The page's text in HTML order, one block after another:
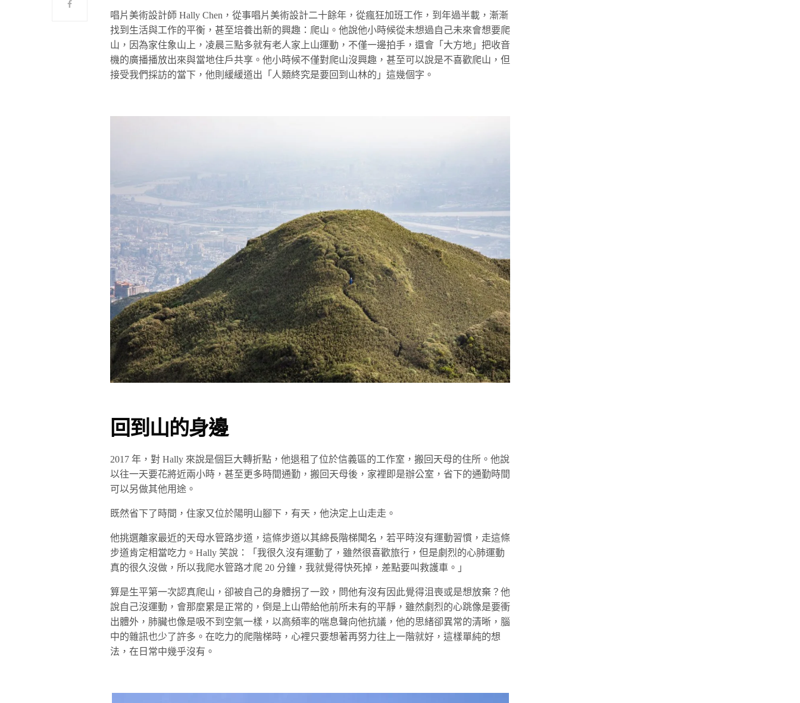
唱片美術設計師 Hally Chen，從事唱片美術設計二十餘年，從瘋狂加班工作，到年過半載，漸漸
找到生活與工作的平衡，甚至培養出新的興趣：爬山。他說他小時候從未想過自己未來會想要爬
山，因為家住象山上，凌晨三點多就有老人家上山運動，不僅一邊拍手，還會「大方地」把收音
機的廣播播放出來與當地住戶共享。他小時候不僅對爬山沒興趣，甚至可以說是不喜歡爬山，但
接受我們採訪的當下，他則緩緩道出「人類終究是要回到山林的」這幾個字。
回到山的身邊
2017 年，對 Hally 來說是個巨大轉折點，他退租了位於信義區的工作室，搬回天母的住所。他說
以往一天要花將近兩小時，甚至更多時間通勤，搬回天母後，家裡即是辦公室，省下的通勤時間
可以另做其他用途。
既然省下了時間，住家又位於陽明山腳下，有天，他決定上山走走。
他挑選離家最近的天母水管路步道，這條步道以其綿長階梯聞名，若平時沒有運動習慣，走這條
步道肯定相當吃力。Hally 笑說：「我很久沒有運動了，雖然很喜歡旅行，但是劇烈的心肺運動
真的很久沒做，所以我爬水管路才爬 20 分鐘，我就覺得快死掉，差點要叫救護車。」
算是生平第一次認真爬山，卻被自己的身體拐了一跤，問他有沒有因此覺得沮喪或是想放棄？他
說自己沒運動，會那麼累是正常的，倒是上山帶給他前所未有的平靜，雖然劇烈的心跳像是要衝
出體外，肺臟也像是吸不到空氣一樣，以高頻率的喘息聲向他抗議，他的思緒卻異常的清晰，腦
中的雜訊也少了許多。在吃力的爬階梯時，心裡只要想著再努力往上一階就好，這樣單純的想
法，在日常中幾乎沒有。